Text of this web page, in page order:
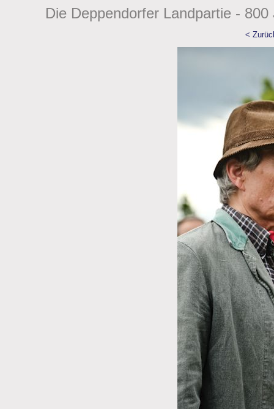
Die Deppendorfer Landpartie -
<